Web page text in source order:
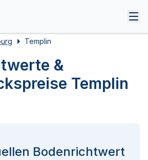
Templin
&
Templin
Bodenrichtwert